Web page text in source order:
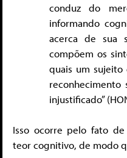
conduz do
informando
acerca de sua
compõem os
quais um
injustificado”
Isso ocorre pelo fato
teor cognitivo, de modo